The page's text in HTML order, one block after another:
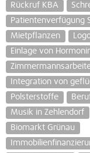
Rückruf KBA
Patientenverfügung
Mietpflanzen
Einlage von
Integration von
Polsterstoffe
Musik in Zehlendorf
Biomarkt Grünau